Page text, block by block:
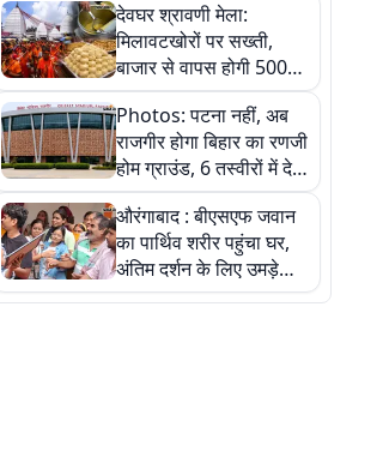
देवघर श्रावणी मेला:
मिलावटखोरों पर सख्ती,
बाजार से वापस होगी 500
किलो संदिग्ध खाद्य सामग्री,
देखें तस्वीरें
Photos: पटना नहीं, अब
राजगीर होगा बिहार का रणजी
होम ग्राउंड, 6 तस्वीरों में देखें
नए स्टेडियम की पूरी कहानी
औरंगाबाद : बीएसएफ जवान
का पार्थिव शरीर पहुंचा घर,
अंतिम दर्शन के लिए उमड़े
लोग